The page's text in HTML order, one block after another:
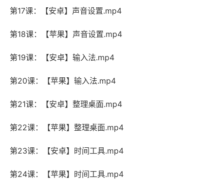
第17课：【安卓】声音设置.mp4
第18课：【苹果】声音设置.mp4
第19课：【安卓】输入法.mp4
第20课：【苹果】输入法.mp4
第21课：【安卓】整理桌面.mp4
第22课：【苹果】整理桌面.mp4
第23课：【安卓】时间工具.mp4
第24课：【苹果】时间工具.mp4